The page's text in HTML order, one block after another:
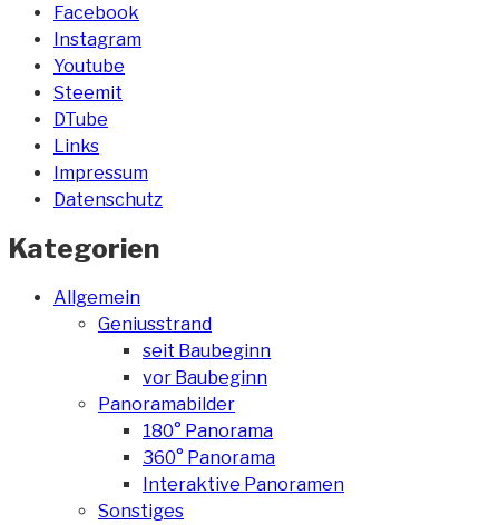
Facebook
Instagram
Youtube
Steemit
DTube
Links
Impressum
Datenschutz
Kategorien
Allgemein
Geniusstrand
seit Baubeginn
vor Baubeginn
Panoramabilder
180° Panorama
360° Panorama
Interaktive Panoramen
Sonstiges